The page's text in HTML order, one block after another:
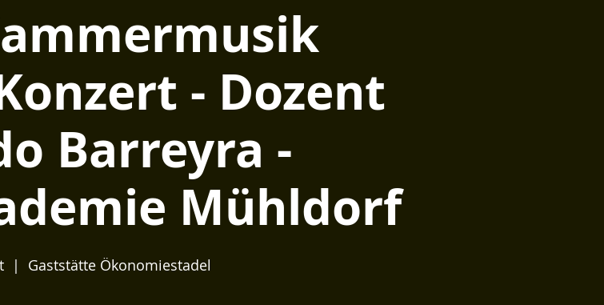
- Dozent
Barreyra -
Mühldorf
  |
Gaststätte Ökonomiestadel